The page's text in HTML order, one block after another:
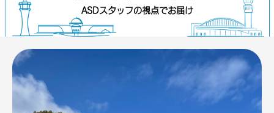
ASDスタッフの視点でお届け